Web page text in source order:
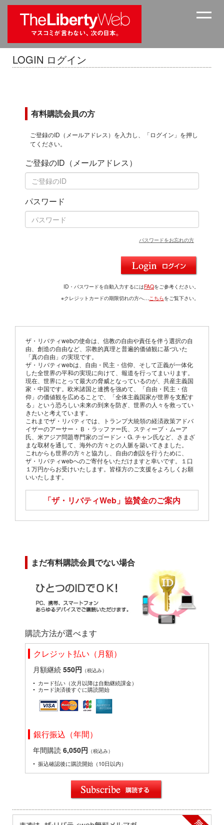
LOGIN ログイン
有料購読会員の方
ご登録のID（メールアドレス）を入力し、「ログイン」を押し
てください。
ご登録のID（メールアドレス）
パスワード
パスワードをお忘れの方
ID・パスワードを自動入力するにはFAQをご参考ください。
※クレジットカードの期限切れの方へ…こちらをご覧下さい。
ザ・リバティwebの使命は、信教の自由や責任を伴う選択の自
由、創造の自由など、宗教的真理と普遍的価値観に基づいた
「真の自由」の実現です。
ザ・リバティwebは、自由・民主・信仰、そして正義が一体化
した全世界の平和の実現に向けて、報道を行ってまいります。
現在、世界にとって最大の脅威となっているのが、共産主義国
家・中国です。欧米諸国と連携を強めて、「自由・民主・信
仰」の価値観を広めることで、「全体主義国家が世界を支配す
る」という恐ろしい未来の到来を防ぎ、世界の人々を救ってい
きたいと考えています。
これまでザ・リバティでは、トランプ大統領の経済政策アドバ
イザーのアーサー・Ｂ・ラッファー氏、スティーブ・ムーア
氏、米アジア問題専門家のゴードン・G. チャン氏など、さまざ
まな取材を通して、海外の方々との人脈を築いてきました。
これからも世界の方々と協力し、自由の創設を行うために、
ザ・リバティwebへのご寄付をいただけますと幸いです。１口
１万円からお受けいたします。皆様方のご支援をよろしくお願
いいたします。
「ザ・リバティWeb」 協賛金のご案内
まだ有料購読会員でない場合
購読方法が選べます
クレジット払い（月額）
月額継続 550円 （税込み）
カード払い（次月以降は自動継続課金）
カード決済後すぐに購読開始
銀行振込（年間）
年間購読 6,050円 （税込み）
振込確認後に購読開始（10日以内）